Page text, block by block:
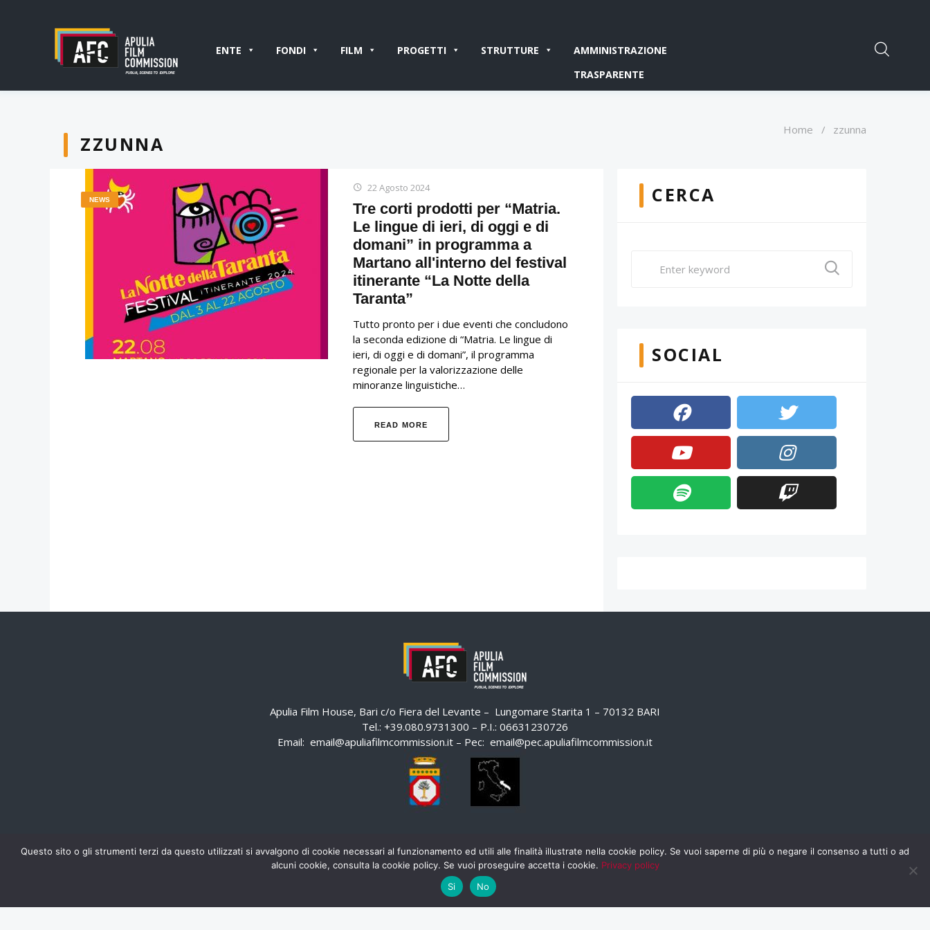
ENTE FONDI FILM PROGETTI STRUTTURE
AMMINISTRAZIONE
TRASPARENTE
ZZUNNA
Home / zzunna
22 Agosto 2024
NEWS
Tre corti prodotti per “Matria.
Le lingue di ieri, di oggi e di
domani” in programma a
Martano all'interno del festival
itinerante “La Notte della
Taranta”
Tutto pronto per i due eventi che concludono
la seconda edizione di “Matria. Le lingue di
ieri, di oggi e di domani”, il programma
regionale per la valorizzazione delle
minoranze linguistiche…
READ MORE
CERCA
SOCIAL
Apulia Film House, Bari c/o Fiera del Levante – Lungomare Starita 1 – 70132 BARI
Tel.: +39.080.9731300 – P.I.: 06631230726
Email: email@apuliafilmcommission.it – Pec: email@pec.apuliafilmcommission.it
WHISTLEBLOWING
Questo sito o gli strumenti terzi da questo utilizzati si avvalgono di cookie necessari al funzionamento ed utili alle finalità illustrate nella cookie policy. Se vuoi saperne di più o negare il consenso a tutti o ad
alcuni cookie, consulta la cookie policy. Se vuoi proseguire accetta i cookie. Privacy policy
Si
No